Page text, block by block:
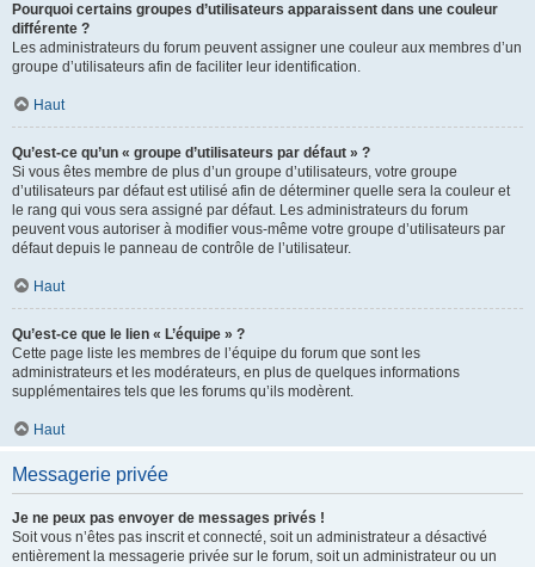
Pourquoi certains groupes d’utilisateurs apparaissent dans une couleur
différente ?
Les administrateurs du forum peuvent assigner une couleur aux membres d’un
groupe d’utilisateurs afin de faciliter leur identification.
Haut
Qu’est-ce qu’un « groupe d’utilisateurs par défaut » ?
Si vous êtes membre de plus d’un groupe d’utilisateurs, votre groupe
d’utilisateurs par défaut est utilisé afin de déterminer quelle sera la couleur et
le rang qui vous sera assigné par défaut. Les administrateurs du forum
peuvent vous autoriser à modifier vous-même votre groupe d’utilisateurs par
défaut depuis le panneau de contrôle de l’utilisateur.
Haut
Qu’est-ce que le lien « L’équipe » ?
Cette page liste les membres de l’équipe du forum que sont les
administrateurs et les modérateurs, en plus de quelques informations
supplémentaires tels que les forums qu’ils modèrent.
Haut
Messagerie privée
Je ne peux pas envoyer de messages privés !
Soit vous n’êtes pas inscrit et connecté, soit un administrateur a désactivé
entièrement la messagerie privée sur le forum, soit un administrateur ou un